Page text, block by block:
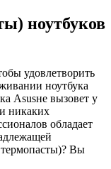
ноутбуков
удовлетворить
ноутбука
Asusне вызовет у
никаких
обладает
термопасты)? Вы